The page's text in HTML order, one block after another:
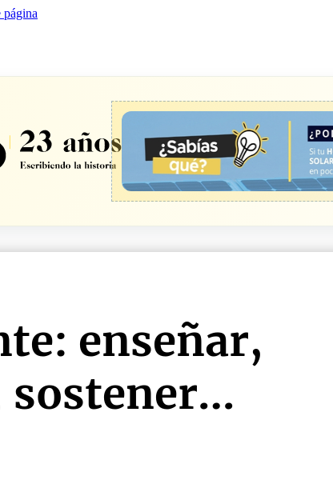
página
enseñar,
sostener…